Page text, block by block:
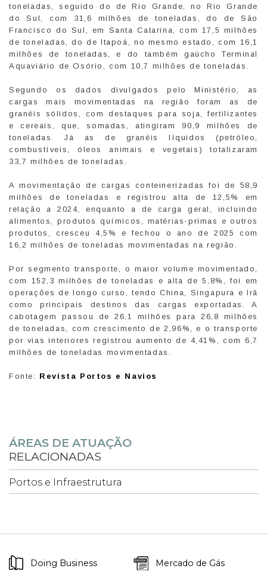
toneladas, seguido do de Rio Grande, no Rio Grande
do Sul, com 31,6 milhões de toneladas, do de São
Francisco do Sul, em Santa Catarina, com 17,5 milhões
de toneladas, do de Itapoá, no mesmo estado, com 16,1
milhões de toneladas, e do também gaúcho Terminal
Aquaviário de Osório, com 10,7 milhões de toneladas.
Segundo os dados divulgados pelo Ministério, as
cargas mais movimentadas na região foram as de
granéis sólidos, com destaques para soja, fertilizantes
e cereais, que, somadas, atingiram 90,9 milhões de
toneladas. Já as de granéis líquidos (petróleo,
combustíveis, óleos animais e vegetais) totalizaram
33,7 milhões de toneladas.
A movimentação de cargas conteinerizadas foi de 58,9
milhões de toneladas e registrou alta de 12,5% em
relação a 2024, enquanto a de carga geral, incluindo
alimentos, produtos químicos, matérias-primas e outros
produtos, cresceu 4,5% e fechou o ano de 2025 com
16,2 milhões de toneladas movimentadas na região.
Por segmento transporte, o maior volume movimentado,
com 152,3 milhões de toneladas e alta de 5,8%, foi em
operações de longo curso, tendo China, Singapura e Irã
como principais destinos das cargas exportadas. A
cabotagem passou de 26,1 milhões para 26,8 milhões
de toneladas, com crescimento de 2,96%, e o transporte
por vias interiores registrou aumento de 4,41%, com 6,7
milhões de toneladas movimentadas.
Fonte: Revista Portos e Navios
ÁREAS DE ATUAÇÃO
RELACIONADAS
Portos e Infraestrutura
Doing Business Mercado de Gás